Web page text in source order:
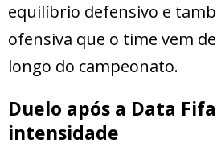
equilíbrio defensivo e
ofensiva que o time vem
longo do campeonato.
Duelo após a Data
intensidade